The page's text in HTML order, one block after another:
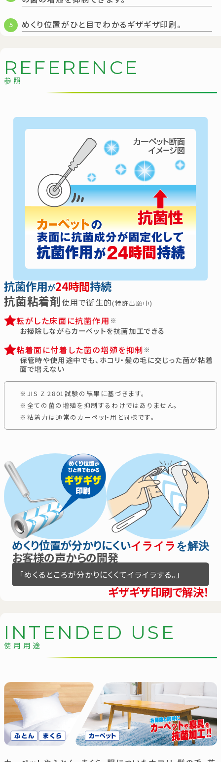
5 めくり位置がひと目でわかるギザギザ印刷。
RE F E RE N CE
参照
抗菌作用が24時間持続
抗菌粘着剤使用で衛生的(特許出願中)
転がした床面に抗菌作用 ※
お掃除しながらカーペットを抗菌加工できる
粘着面に付着した菌の増殖を抑制 ※
保管時や使用途中でも、ホコリ・髪の毛に交じった菌が粘着
面で増えない
※JIS Z 2801試験の結果に基づきます。
※全ての菌の増殖を抑制するわけではありません。
※粘着力は通常のカーペット用と同様です。
めくり位置が分かりにくいイライラ を解決
お客様の声からの開発
「めくるところが分かりにくくてイライラする。」
ギザギザ印刷で解決！
I NT E N D E D US E
使用用途